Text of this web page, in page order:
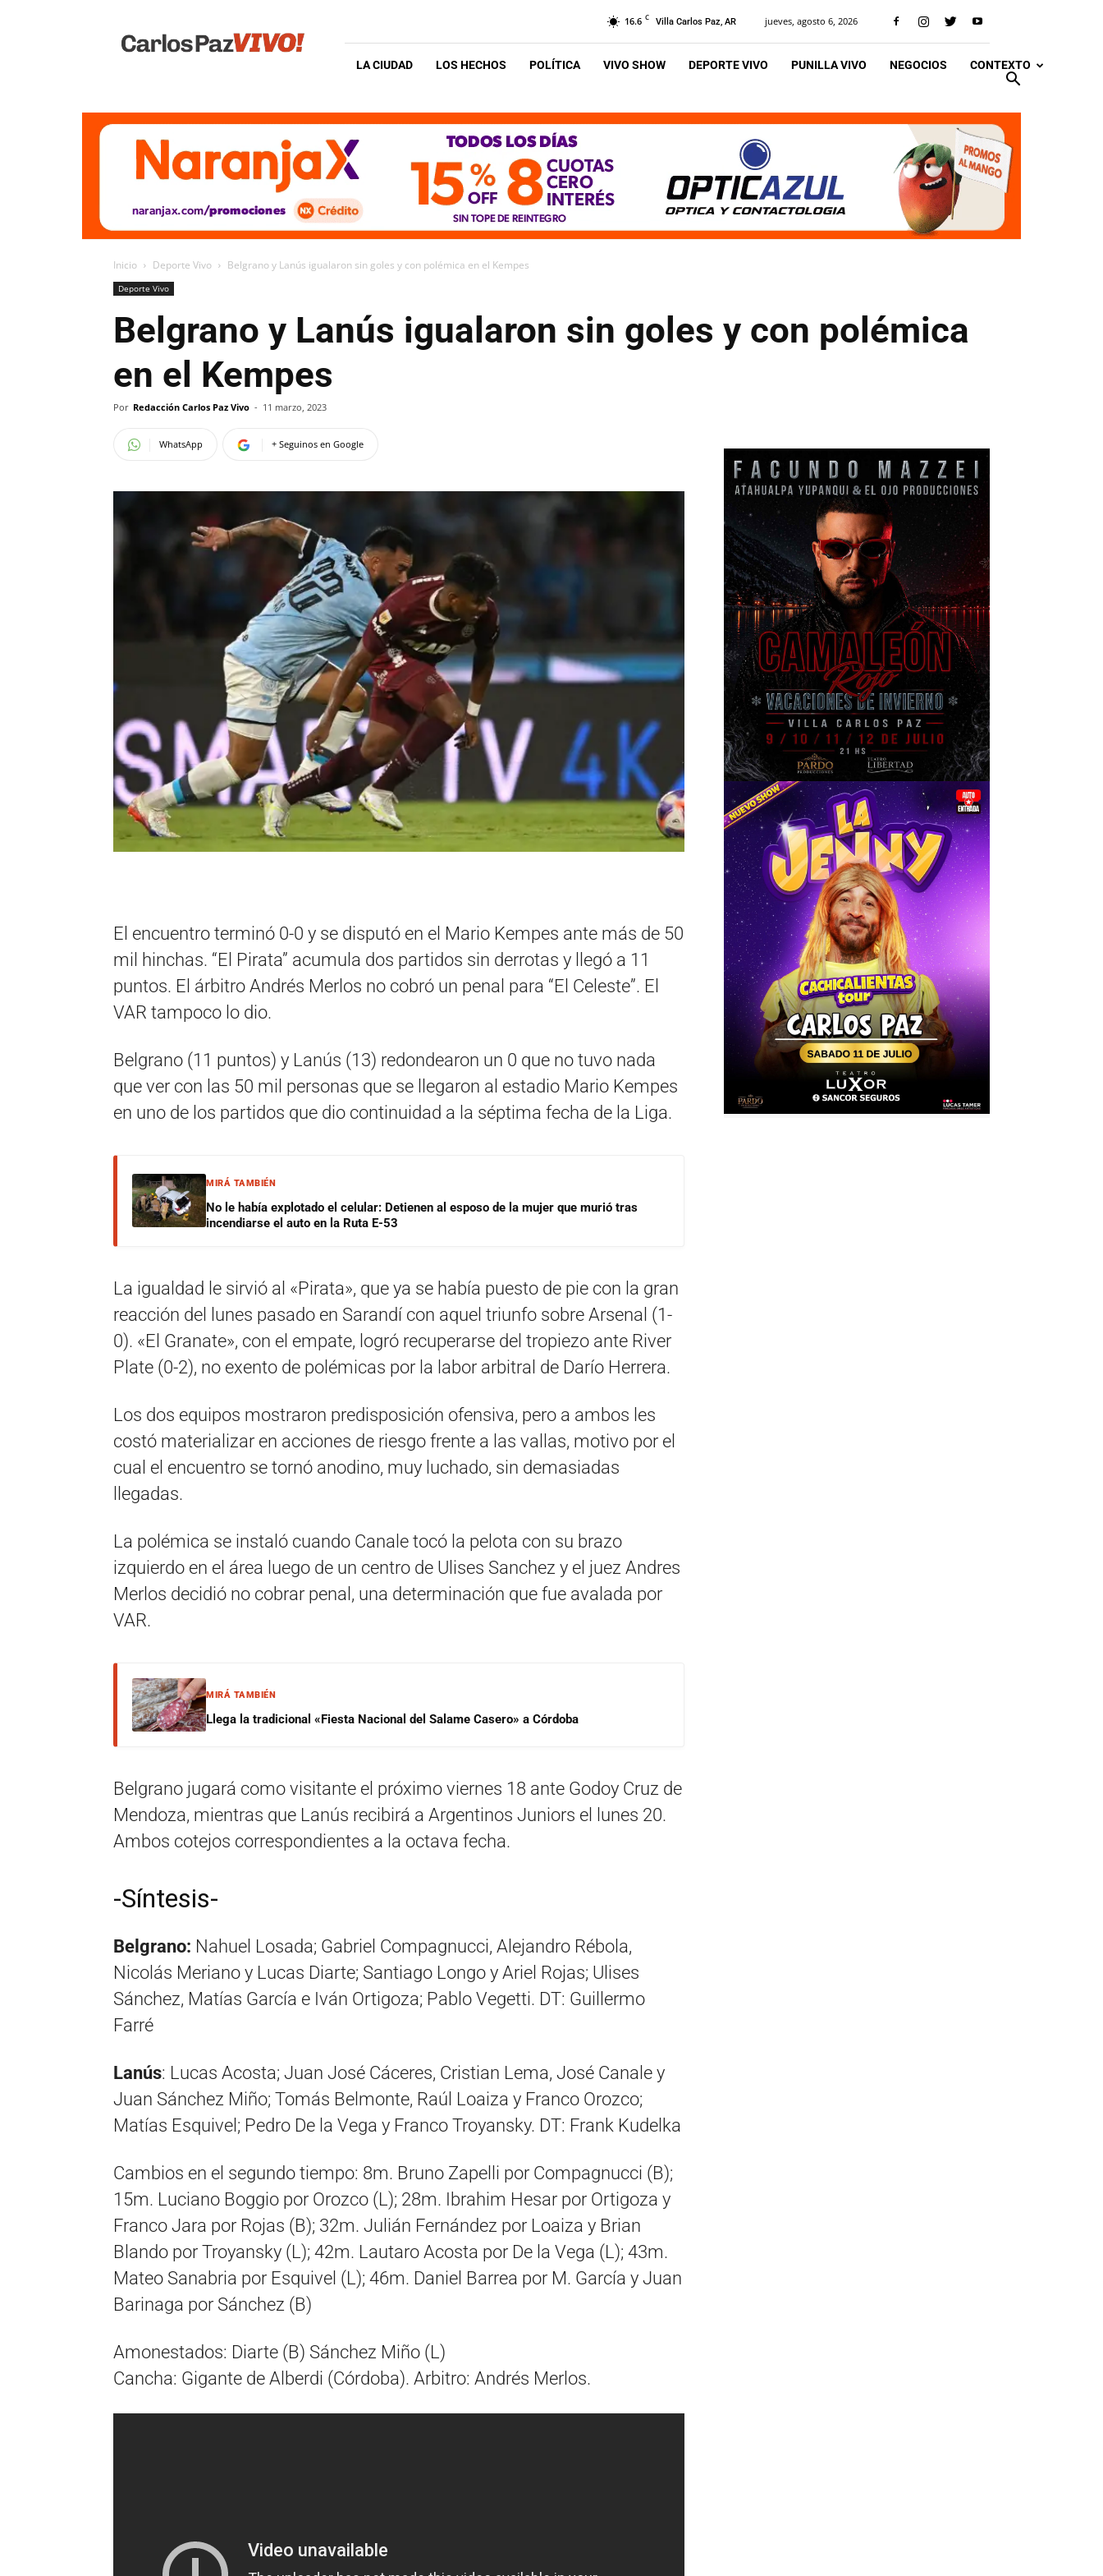
Vivo
16.6 C Villa Carlos Paz, AR jueves, agosto 6, 2026
LA CIUDAD LOS HECHOS POLÍTICA VIVO SHOW DEPORTE VIVO PUNILLA VIVO NEGOCIOS CONTEXTO
Inicio Deporte Vivo Belgrano y Lanús igualaron sin goles y con polémica en el Kempes
Deporte Vivo
Belgrano y Lanús igualaron sin goles y con polémica
en el Kempes
Por Redacción Carlos Paz Vivo - 11 marzo, 2023
WhatsApp + Seguinos en Google
El encuentro terminó 0-0 y se disputó en el Mario Kempes ante más de 50
mil hinchas. “El Pirata” acumula dos partidos sin derrotas y llegó a 11
puntos. El árbitro Andrés Merlos no cobró un penal para “El Celeste”. El
VAR tampoco lo dio.
Belgrano (11 puntos) y Lanús (13) redondearon un 0 que no tuvo nada
que ver con las 50 mil personas que se llegaron al estadio Mario Kempes
en uno de los partidos que dio continuidad a la séptima fecha de la Liga.
MIRÁ TAMBIÉN
No le había explotado el celular: Detienen al esposo de la mujer que murió tras
incendiarse el auto en la Ruta E-53
La igualdad le sirvió al «Pirata», que ya se había puesto de pie con la gran
reacción del lunes pasado en Sarandí con aquel triunfo sobre Arsenal (1-
0). «El Granate», con el empate, logró recuperarse del tropiezo ante River
Plate (0-2), no exento de polémicas por la labor arbitral de Darío Herrera.
Los dos equipos mostraron predisposición ofensiva, pero a ambos les
costó materializar en acciones de riesgo frente a las vallas, motivo por el
cual el encuentro se tornó anodino, muy luchado, sin demasiadas
llegadas.
La polémica se instaló cuando Canale tocó la pelota con su brazo
izquierdo en el área luego de un centro de Ulises Sanchez y el juez Andres
Merlos decidió no cobrar penal, una determinación que fue avalada por
VAR.
MIRÁ TAMBIÉN
Llega la tradicional «Fiesta Nacional del Salame Casero» a Córdoba
Belgrano jugará como visitante el próximo viernes 18 ante Godoy Cruz de
Mendoza, mientras que Lanús recibirá a Argentinos Juniors el lunes 20.
Ambos cotejos correspondientes a la octava fecha.
-Síntesis-
Belgrano: Nahuel Losada; Gabriel Compagnucci, Alejandro Rébola,
Nicolás Meriano y Lucas Diarte; Santiago Longo y Ariel Rojas; Ulises
Sánchez, Matías García e Iván Ortigoza; Pablo Vegetti. DT: Guillermo
Farré
Lanús: Lucas Acosta; Juan José Cáceres, Cristian Lema, José Canale y
Juan Sánchez Miño; Tomás Belmonte, Raúl Loaiza y Franco Orozco;
Matías Esquivel; Pedro De la Vega y Franco Troyansky. DT: Frank Kudelka
Cambios en el segundo tiempo: 8m. Bruno Zapelli por Compagnucci (B);
15m. Luciano Boggio por Orozco (L); 28m. Ibrahim Hesar por Ortigoza y
Franco Jara por Rojas (B); 32m. Julián Fernández por Loaiza y Brian
Blando por Troyansky (L); 42m. Lautaro Acosta por De la Vega (L); 43m.
Mateo Sanabria por Esquivel (L); 46m. Daniel Barrea por M. García y Juan
Barinaga por Sánchez (B)
Amonestados: Diarte (B) Sánchez Miño (L)
Cancha: Gigante de Alberdi (Córdoba). Arbitro: Andrés Merlos.